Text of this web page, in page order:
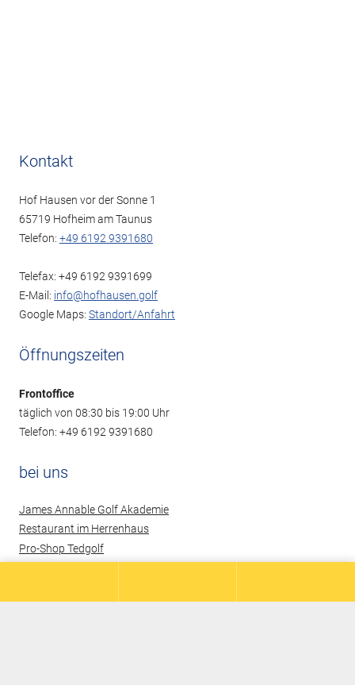
Kontakt
Hof Hausen vor der Sonne 1
65719 Hofheim am Taunus
Telefon: +49 6192 9391680
Telefax: +49 6192 9391699
E-Mail: info@hofhausen.golf
Google Maps: Standort/Anfahrt
Öffnungszeiten
Frontoffice
täglich von 08:30 bis 19:00 Uhr
Telefon: +49 6192 9391680
bei uns
James Annable Golf Akademie
Restaurant im Herrenhaus
Pro-Shop Tedgolf